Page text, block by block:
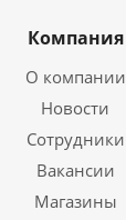
Компания
О компании
Новости
Сотрудники
Вакансии
Магазины